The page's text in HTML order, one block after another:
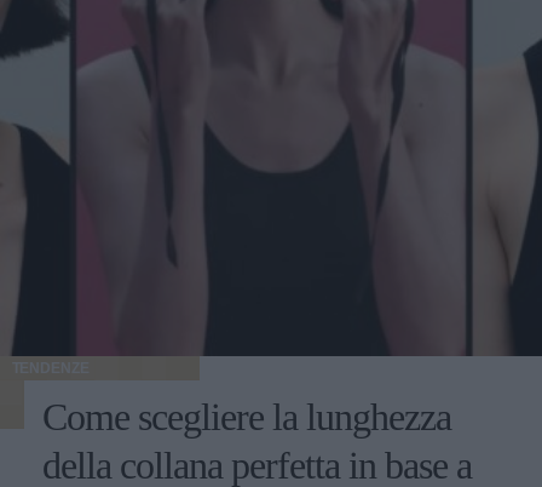
TENDENZE
Come scegliere la lunghezza
della collana perfetta in base a